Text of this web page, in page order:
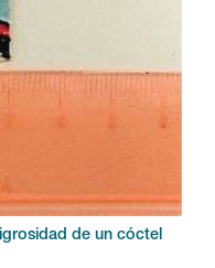
de un cóctel